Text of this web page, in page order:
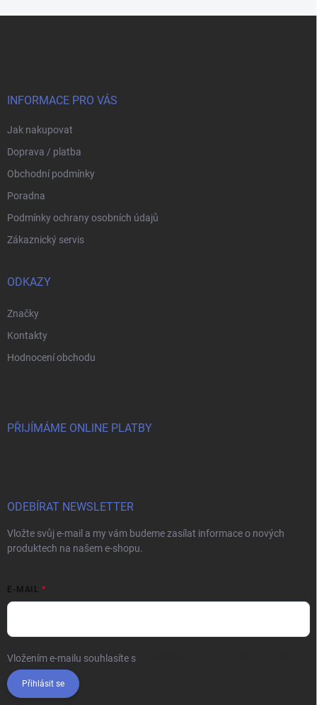
INFORMACE PRO VÁS
Jak nakupovat
Doprava / platba
Obchodní podmínky
Poradna
Podmínky ochrany osobních údajů
Zákaznický servis
ODKAZY
Značky
Kontakty
Hodnocení obchodu
PŘIJÍMÁME ONLINE PLATBY
ODEBÍRAT NEWSLETTER
Vložte svůj e-mail a my vám budeme zasílat informace o nových
produktech na našem e-shopu.
E-MAIL
Vložením e-mailu souhlasíte s
Přihlásit se